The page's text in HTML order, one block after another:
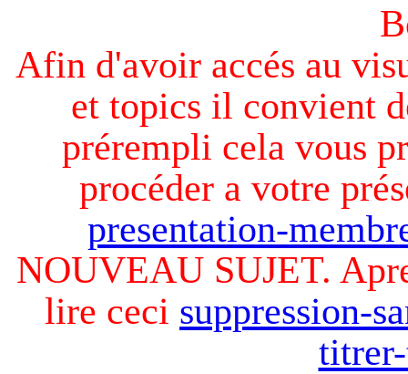
Afin d'avoir accés au
et topics il convient
prérempli cela vous
procéder a votre
presentation-
NOUVEAU SUJET.
lire ceci suppression-